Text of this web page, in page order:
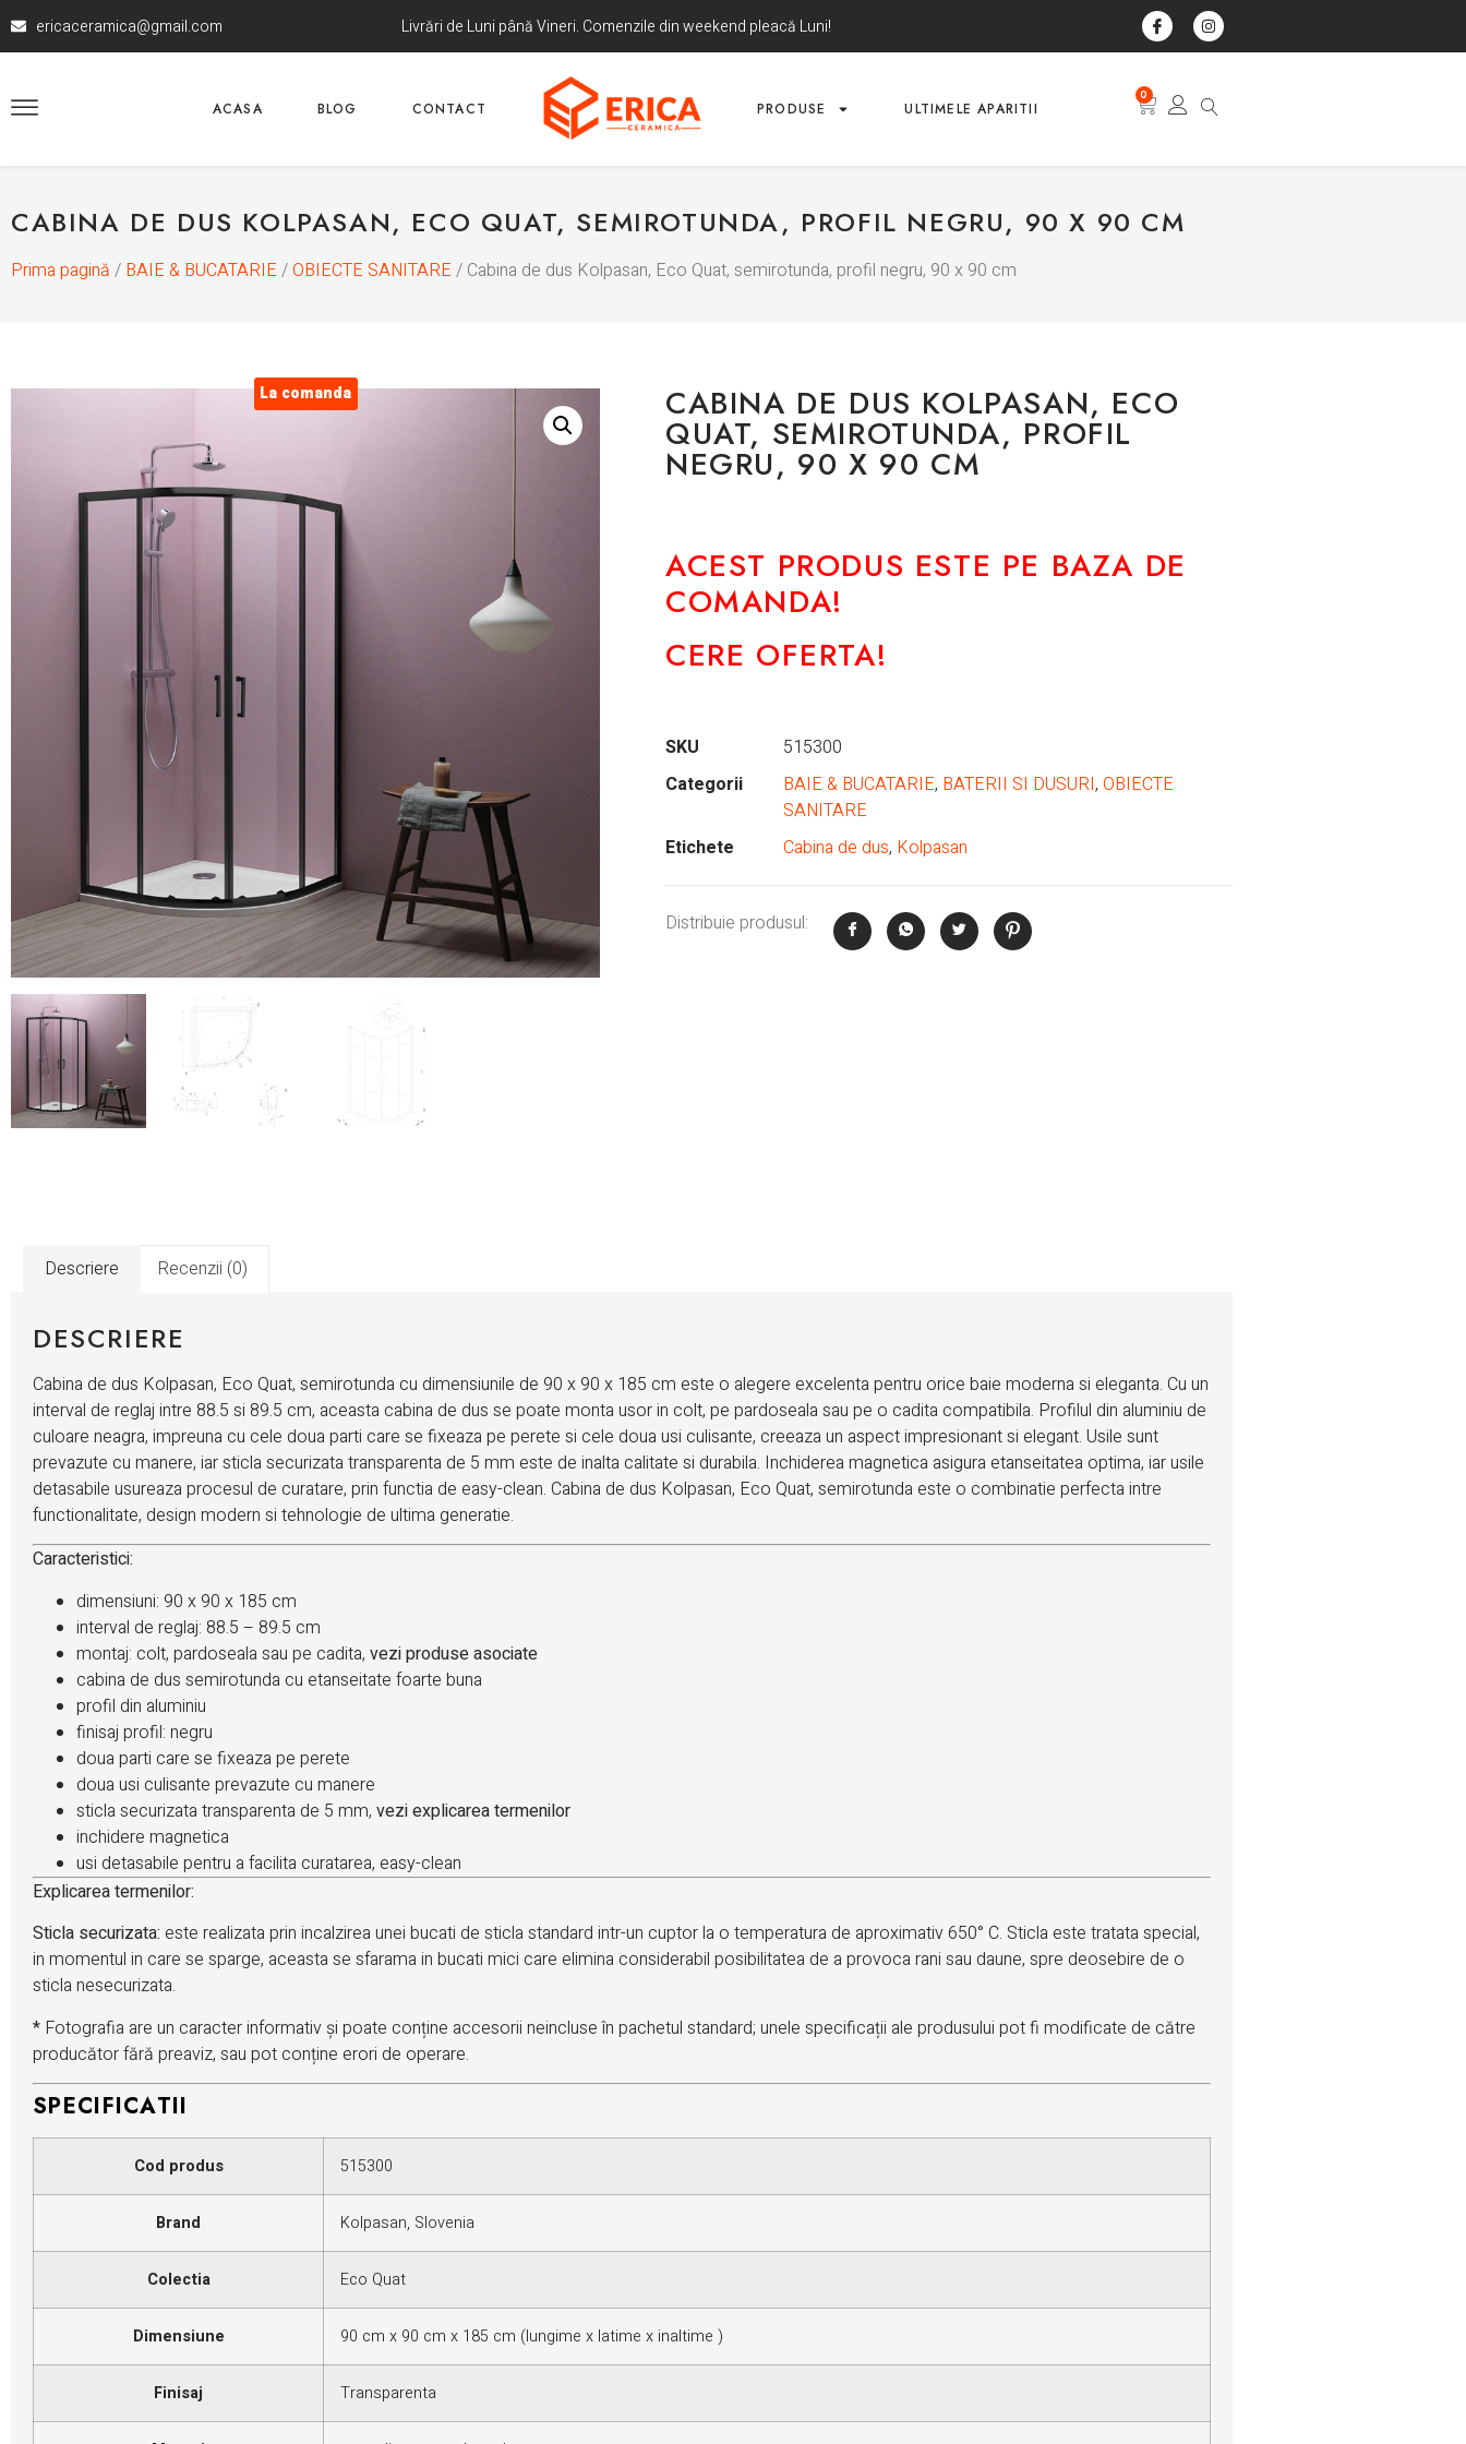
ericaceramica@gmail.com Livrări de Luni până Vineri. Comenzile din weekend pleacă Luni!
ACASA BLOG CONTACT PRODUSE ULTIMELE APARITII
0
CABINA DE DUS KOLPASAN, ECO QUAT, SEMIROTUNDA, PROFIL NEGRU, 90 X 90 CM
Prima pagină / BAIE & BUCATARIE /OBIECTE SANITARE / Cabina de dus Kolpasan, Eco Quat, semirotunda, profil negru, 90 x 90 cm
La comanda CABINA DE DUS KOLPASAN, ECO
QUAT, SEMIROTUNDA, PROFIL
NEGRU, 90 X 90 CM
ACEST PRODUS ESTE PE BAZA DE
COMANDA!
CERE OFERTA!
SKU
515300
Categorii
BAIE & BUCATARIE, BATERII SI DUSURI, OBIECTE
SANITARE
Etichete
Cabina de dus, Kolpasan
Distribuie produsul:
Descriere Recenzii (0)
DESCRIERE
Cabina de dus Kolpasan, Eco Quat, semirotunda cu dimensiunile de 90 x 90 x 185 cm este o alegere excelenta pentru orice baie moderna si eleganta. Cu un
interval de reglaj intre 88.5 si 89.5 cm, aceasta cabina de dus se poate monta usor in colt, pe pardoseala sau pe o cadita compatibila. Profilul din aluminiu de
culoare neagra, impreuna cu cele doua parti care se fixeaza pe perete si cele doua usi culisante, creeaza un aspect impresionant si elegant. Usile sunt
prevazute cu manere, iar sticla securizata transparenta de 5 mm este de inalta calitate si durabila. Inchiderea magnetica asigura etanseitatea optima, iar usile
detasabile usureaza procesul de curatare, prin functia de easy-clean. Cabina de dus Kolpasan, Eco Quat, semirotunda este o combinatie perfecta intre
functionalitate, design modern si tehnologie de ultima generatie.
Caracteristici:
dimensiuni: 90 x 90 x 185 cm
interval de reglaj: 88.5 – 89.5 cm
montaj: colt, pardoseala sau pe cadita, vezi produse asociate
cabina de dus semirotunda cu etanseitate foarte buna
profil din aluminiu
finisaj profil: negru
doua parti care se fixeaza pe perete
doua usi culisante prevazute cu manere
sticla securizata transparenta de 5 mm, vezi explicarea termenilor
inchidere magnetica
usi detasabile pentru a facilita curatarea, easy-clean
Explicarea termenilor:
Sticla securizata: este realizata prin incalzirea unei bucati de sticla standard intr-un cuptor la o temperatura de aproximativ 650° C. Sticla este tratata special,
in momentul in care se sparge, aceasta se sfarama in bucati mici care elimina considerabil posibilitatea de a provoca rani sau daune, spre deosebire de o
sticla nesecurizata.
* Fotografia are un caracter informativ și poate conține accesorii neincluse în pachetul standard; unele specificații ale produsului pot fi modificate de către
producător fără preaviz, sau pot conține erori de operare.
SPECIFICATII
Cod produs 515300
Brand Kolpasan, Slovenia
Colectia Eco Quat
Dimensiune 90 cm x 90 cm x 185 cm (lungime x latime x inaltime )
Finisaj Transparenta